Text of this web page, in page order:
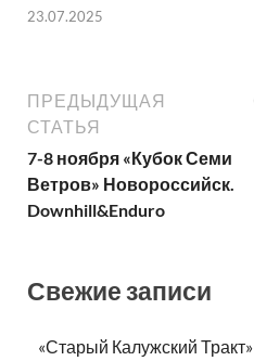
23.07.2025
ПРЕДЫДУЩАЯ
СТАТЬЯ
7-8 ноября «Кубок Семи
Ветров» Новороссийск.
Downhill&Enduro
Свежие записи
«Старый Калужский